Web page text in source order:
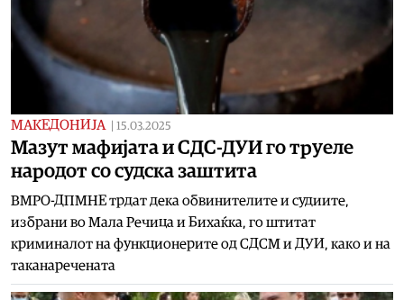
МАКЕДОНИЈА 15.03.2025
Мазут мафијата и СДС-ДУИ го труеле
народот со судска заштита
ВМРО-ДПМНЕ трдат дека обвинителите и судиите,
избрани во Мала Речица и Бихаќка, го штитат
криминалот на функционерите од СДСМ и ДУИ, како и на
таканаречената